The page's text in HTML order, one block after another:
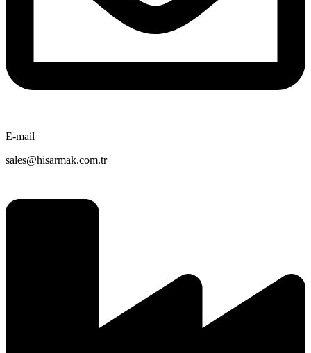
E-mail
sales@hisarmak.com.tr